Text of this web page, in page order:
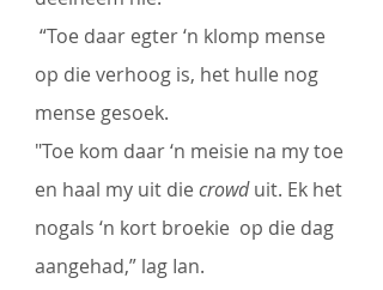
op die verhoog is, het hulle nog
mense gesoek.
"Toe kom daar ‘n meisie na my toe
en haal my uit die crowd uit. Ek het
nogals ‘n kort broekie  op die dag
aangehad,” lag Ian.